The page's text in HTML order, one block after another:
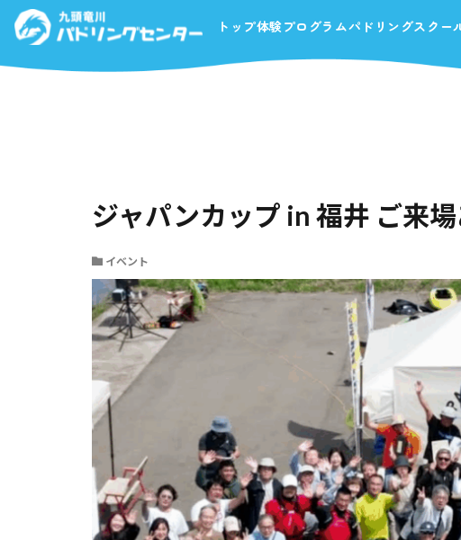
トップ体験プログラムパドリングスクー
新着情報一覧 イベント ジャパンカップ in 福井 ご
ジャパンカップ in 福井 ご来場
イベント